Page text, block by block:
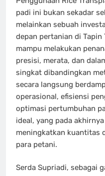
padi ini bukan sekadar
melainkan sebuah
depan pertanian di
mampu melakukan
presisi, merata, dan
singkat dibandingkan
secara langsung
operasional, efisiensi
optimasi pertumbuhan
ideal, yang pada
meningkatkan kuantitas
para petani.
Serda Supriadi, sebagai